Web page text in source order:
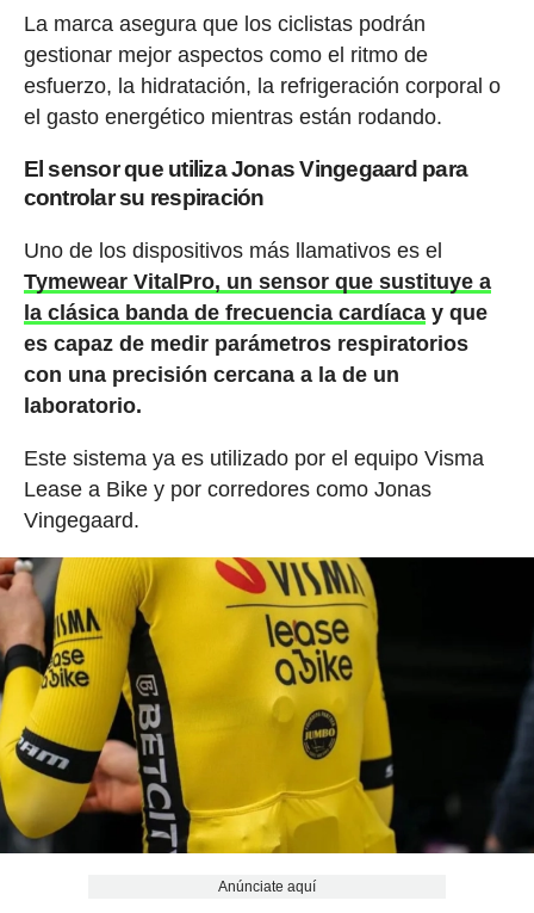
La marca asegura que los ciclistas podrán
gestionar mejor aspectos como el ritmo de
esfuerzo, la hidratación, la refrigeración corporal o
el gasto energético mientras están rodando.
El sensor que utiliza Jonas Vingegaard para
controlar su respiración
Uno de los dispositivos más llamativos es el
Tymewear VitalPro, un sensor que sustituye a
la clásica banda de frecuencia cardíacay que
es capaz de medir parámetros respiratorios
con una precisión cercana a la de un
laboratorio.
Este sistema ya es utilizado por el equipo Visma
Lease a Bike y por corredores como Jonas
Vingegaard.
Anúnciate aquí